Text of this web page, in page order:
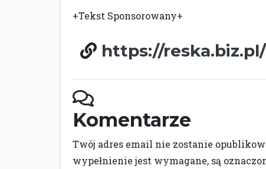
+Tekst Sponsorowany+
https://reska.biz.pl/
Komentarze
Twój adres email nie zostanie
wypełnienie jest wymagane, są